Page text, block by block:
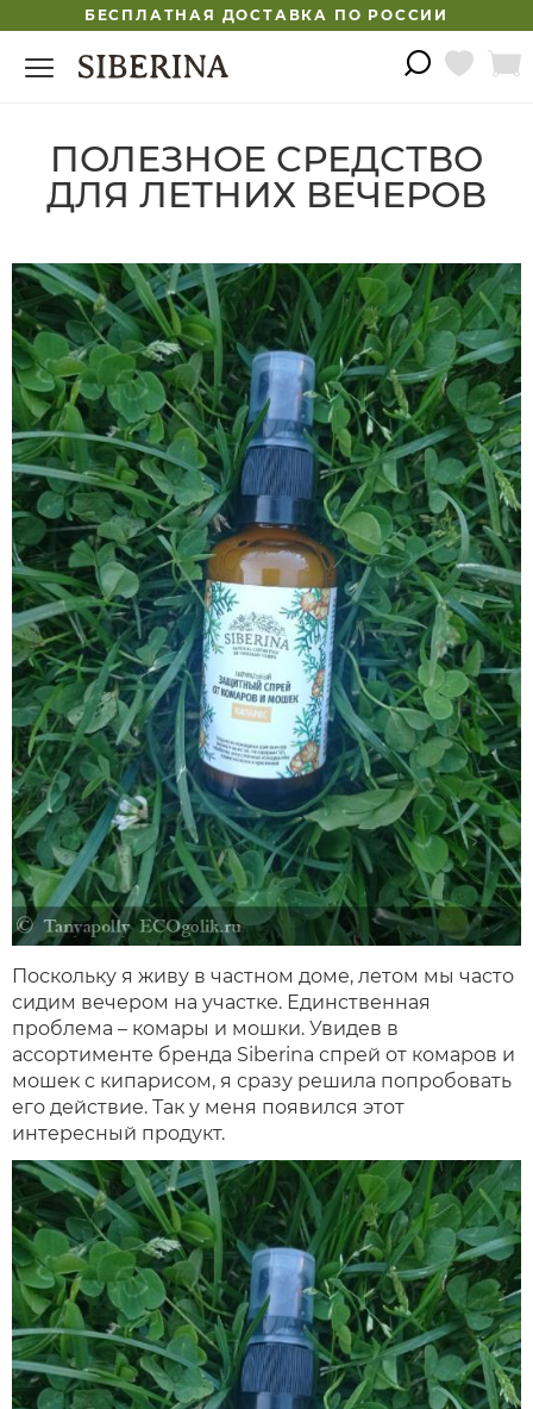
БЕСПЛАТНАЯ ДОСТАВКА ПО РОССИИ
ПОЛЕЗНОЕ СРЕДСТВО
ДЛЯ ЛЕТНИХ ВЕЧЕРОВ
Поскольку я живу в частном доме, летом мы часто
сидим вечером на участке. Единственная
проблема – комары и мошки. Увидев в
ассортименте бренда Siberina спрей от комаров и
мошек с кипарисом, я сразу решила попробовать
его действие. Так у меня появился этот
интересный продукт.